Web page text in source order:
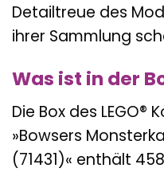
Detailtreue des
ihrer Sammlung
Was ist in der
Die Box des LEGO®
»Bowsers
(71431)« enthält